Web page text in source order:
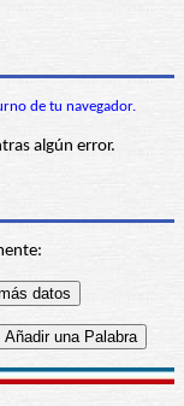
de tu navegador.
algún error.